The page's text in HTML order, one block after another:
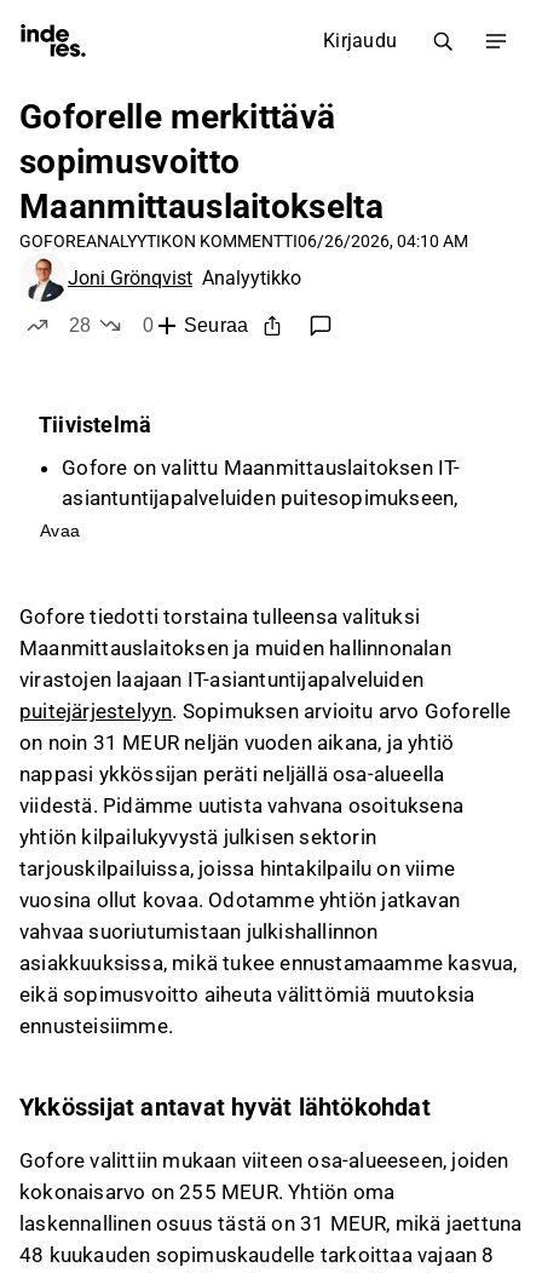
Kirjaudu
Goforelle merkittävä
sopimusvoitto
Maanmittauslaitokselta
GOFOREANALYYTIKON KOMMENTTI06/26/2026, 04:10 AM
Joni Grönqvist Analyytikko
28
0
Seuraa
Tiivistelmä
Gofore on valittu Maanmittauslaitoksen IT-
asiantuntijapalveluiden puitesopimukseen,
jonka arvo on noin 31 MEUR neljän vuoden
alueesta, mikä vahvistaa sen kilpailukykyä
julkisen sektorin tarjouskilpailuissa.
Julkinen sektori on merkittävä Goforen
liikevaihdolle, ja sopimus tukee yhtiön kasvua
ja korkeita laskutusasteita.
Vaikka puitesopimukset eivät sisällä
määräostovelvoitteita, ykkössija antaa etusijan
tilausten saamiseen ja heijastaa yhtiön
laadukasta tarjoomaa.
Tämä sisältö on tekoälyn tuottamaa. Anna siihen
liittyvää palautetta Inderesinfoorumilla.
Avaa
Gofore tiedotti torstaina tulleensa valituksi
Maanmittauslaitoksen ja muiden hallinnonalan
virastojen laajaan IT-asiantuntijapalveluiden
puitejärjestelyyn. Sopimuksen arvioitu arvo Goforelle
on noin 31 MEUR neljän vuoden aikana, ja yhtiö
nappasi ykkössijan peräti neljällä osa-alueella
viidestä. Pidämme uutista vahvana osoituksena
yhtiön kilpailukyvystä julkisen sektorin
tarjouskilpailuissa, joissa hintakilpailu on viime
vuosina ollut kovaa. Odotamme yhtiön jatkavan
vahvaa suoriutumistaan julkishallinnon
asiakkuuksissa, mikä tukee ennustamaamme kasvua,
eikä sopimusvoitto aiheuta välittömiä muutoksia
ennusteisiimme.
Ykkössijat antavat hyvät lähtökohdat
Gofore valittiin mukaan viiteen osa-alueeseen, joiden
kokonaisarvo on 255 MEUR. Yhtiön oma
laskennallinen osuus tästä on 31 MEUR, mikä jaettuna
48 kuukauden sopimuskaudelle tarkoittaa vajaan 8